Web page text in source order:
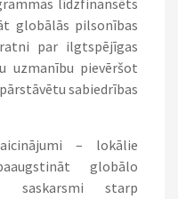
līdzfinansēts
globālās pilsonības
par ilgtspējīgas
uzmanību pievēršot
sabiedrības
– lokālie
globālo
saskarsmi starp